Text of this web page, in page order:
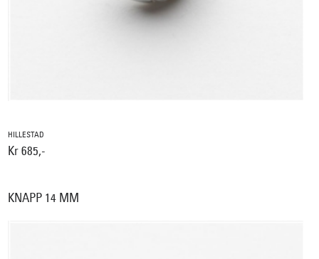
HILLESTAD
Kr 685,-
KNAPP 14 MM